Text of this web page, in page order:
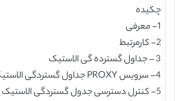
چکیده
1- معرفی
2- کارمرتبط
3 – جداول گسترده گی الاستیک
4- سرویس PROXY جداول گستردگی الاستیک
5- کنترل دسترسی جدول گستردگی الاستیک